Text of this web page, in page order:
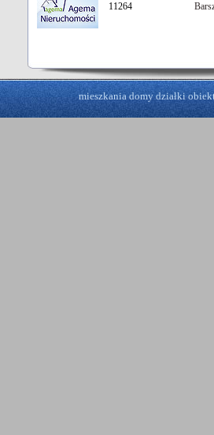
11264
mieszkania domy działki